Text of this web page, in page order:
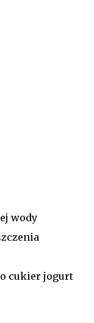
wody
cukier jogurt